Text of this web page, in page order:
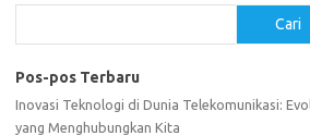
Cari
Pos-pos Terbaru
Inovasi Teknologi di Dunia Telekomunikasi:
yang Menghubungkan Kita